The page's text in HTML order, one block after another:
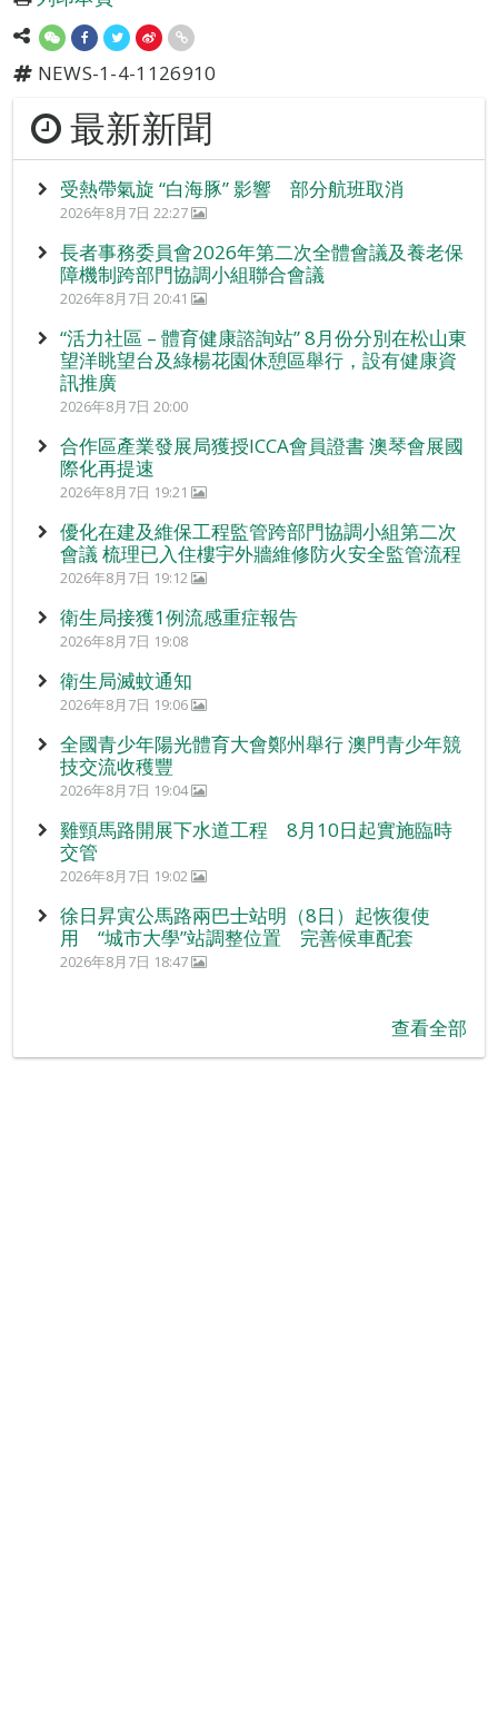
NEWS-1-4-1126910
最新新聞
受熱帶氣旋 “白海豚” 影響 部分航班取消
2026年8月7日 22:27
長者事務委員會2026年第二次全體會議及養老保
障機制跨部門協調小組聯合會議
2026年8月7日 20:41
“活力社區 – 體育健康諮詢站” 8月份分別在松山東
望洋眺望台及綠楊花園休憩區舉行，設有健康資
訊推廣
2026年8月7日 20:00
合作區產業發展局獲授ICCA會員證書 澳琴會展國
際化再提速
2026年8月7日 19:21
優化在建及維保工程監管跨部門協調小組第二次
會議 梳理已入住樓宇外牆維修防火安全監管流程
2026年8月7日 19:12
衛生局接獲1例流感重症報告
2026年8月7日 19:08
衛生局滅蚊通知
2026年8月7日 19:06
全國青少年陽光體育大會鄭州舉行 澳門青少年競
技交流收穫豐
2026年8月7日 19:04
雞頸馬路開展下水道工程 8月10日起實施臨時
交管
2026年8月7日 19:02
徐日昇寅公馬路兩巴士站明（8日）起恢復使
用 “城市大學”站調整位置 完善候車配套
2026年8月7日 18:47
查看全部